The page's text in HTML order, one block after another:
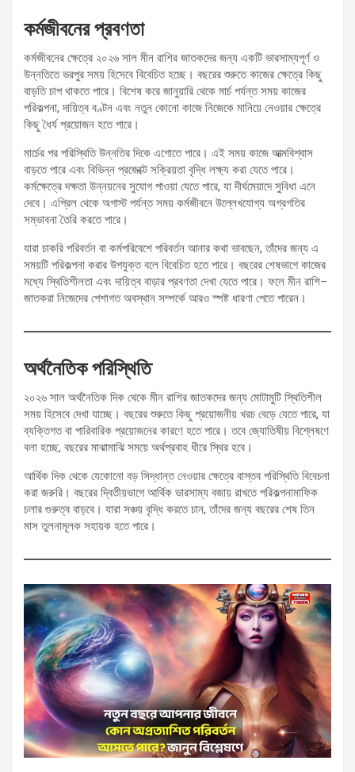
কর্মজীবনের প্রবণতা
কর্মজীবনের ক্ষেত্রে ২০২৬ সাল মীন রাশির জাতকদের জন্য একটি ভারসাম্যপূর্ণ ও
উন্নতিতে ভরপুর সময় হিসেবে বিবেচিত হচ্ছে। বছরের শুরুতে কাজের ক্ষেত্রে কিছু
বাড়তি চাপ থাকতে পারে। বিশেষ করে জানুয়ারি থেকে মার্চ পর্যন্ত সময় কাজের
পরিকল্পনা, দায়িত্ব বণ্টন এবং নতুন কোনো কাজে নিজেকে মানিয়ে নেওয়ার ক্ষেত্রে
কিছু ধৈর্য প্রয়োজন হতে পারে।
মার্চের পর পরিস্থিতি উন্নতির দিকে এগোতে পারে। এই সময় কাজে আত্মবিশ্বাস
বাড়তে পারে এবং বিভিন্ন প্রজেক্টে সক্রিয়তা বৃদ্ধি লক্ষ্য করা যেতে পারে।
কর্মক্ষেত্রে দক্ষতা উন্নয়নের সুযোগ পাওয়া যেতে পারে, যা দীর্ঘমেয়াদে সুবিধা এনে
দেবে। এপ্রিল থেকে অগাস্ট পর্যন্ত সময় কর্মজীবনে উল্লেখযোগ্য অগ্রগতির
সম্ভাবনা তৈরি করতে পারে।
যারা চাকরি পরিবর্তন বা কর্মপরিবেশে পরিবর্তন আনার কথা ভাবছেন, তাঁদের জন্য এ
সময়টি পরিকল্পনা করার উপযুক্ত বলে বিবেচিত হতে পারে। বছরের শেষভাগে কাজের
মধ্যে স্থিতিশীলতা এবং দায়িত্ব বাড়ার প্রবণতা দেখা যেতে পারে। ফলে মীন রাশি–
জাতকরা নিজেদের পেশাগত অবস্থান সম্পর্কে আরও স্পষ্ট ধারণা পেতে পারেন।
অর্থনৈতিক পরিস্থিতি
২০২৬ সাল অর্থনৈতিক দিক থেকে মীন রাশির জাতকদের জন্য মোটামুটি স্থিতিশীল
সময় হিসেবে দেখা যাচ্ছে। বছরের শুরুতে কিছু প্রয়োজনীয় খরচ বেড়ে যেতে পারে, যা
ব্যক্তিগত বা পারিবারিক প্রয়োজনের কারণে হতে পারে। তবে জ্যোতিষীয় বিশ্লেষণে
বলা হচ্ছে, বছরের মাঝামাঝি সময়ে অর্থপ্রবাহ ধীরে স্থির হবে।
আর্থিক দিক থেকে যেকোনো বড় সিদ্ধান্ত নেওয়ার ক্ষেত্রে বাস্তব পরিস্থিতি বিবেচনা
করা জরুরি। বছরের দ্বিতীয়ভাগে আর্থিক ভারসাম্য বজায় রাখতে পরিকল্পনামাফিক
চলার গুরুত্ব বাড়বে। যারা সঞ্চয় বৃদ্ধি করতে চান, তাঁদের জন্য বছরের শেষ তিন
মাস তুলনামূলক সহায়ক হতে পারে।